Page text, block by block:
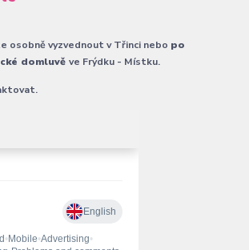
osobně vyzvednout v Třinci nebo po
domluvěve Frýdku - Místku.